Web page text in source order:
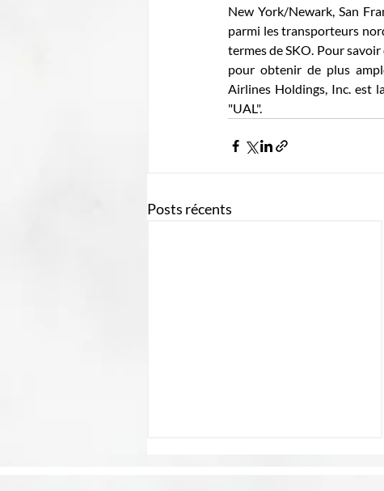
New York/Newark, San
parmi les transporteurs
termes de SKO. Pour
pour obtenir de plus
Airlines Holdings, Inc. est
"UAL".
Posts récents